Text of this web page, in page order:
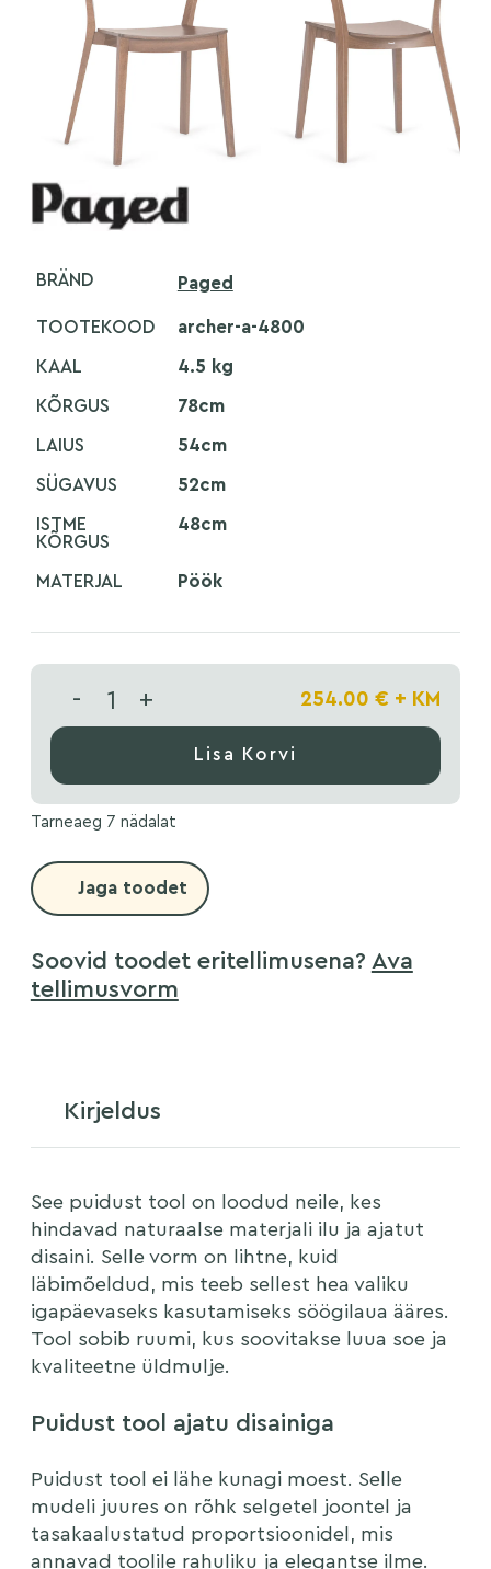
BRÄND Paged
TOOTEKOOD archer-a-4800
KAAL 4.5 kg
KÕRGUS 78cm
LAIUS 54cm
SÜGAVUS 52cm
ISTME
KÕRGUS
48cm
MATERJAL Pöök
- + 254.00 € + KM
Lisa Korvi
Tarneaeg 7 nädalat
Jaga toodet
Soovid toodet eritellimusena? Ava
tellimusvorm
Telefon
▼
Kirjeldus
See puidust tool on loodud neile, kes
hindavad naturaalse materjali ilu ja ajatut
disaini. Selle vorm on lihtne, kuid
läbimõeldud, mis teeb sellest hea valiku
igapäevaseks kasutamiseks söögilaua ääres.
Tool sobib ruumi, kus soovitakse luua soe ja
kvaliteetne üldmulje.
Puidust tool ajatu disainiga
Puidust tool ei lähe kunagi moest. Selle
mudeli juures on rõhk selgetel joontel ja
tasakaalustatud proportsioonidel, mis
annavad toolile rahuliku ja elegantse ilme.